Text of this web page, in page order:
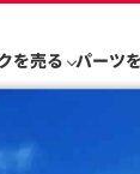
を売る パーツ